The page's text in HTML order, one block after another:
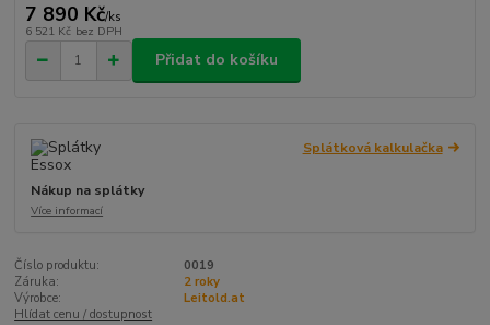
7 890 Kč/ks
6 521 Kč bez DPH
Přidat do košíku
Splátková kalkulačka
Nákup na splátky
Více informací
Číslo produktu:
0019
Záruka:
2 roky
Výrobce:
Leitold.at
Hlídat cenu / dostupnost